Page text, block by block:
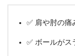
✅ 肩や肘の痛
✅ ボールがス